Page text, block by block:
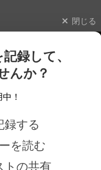
閉じる
録して、
んか？
！
録する
を読む
トの共有
入荷情報